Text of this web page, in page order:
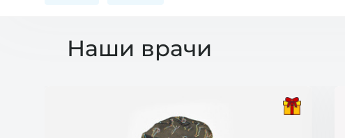
Наши врачи